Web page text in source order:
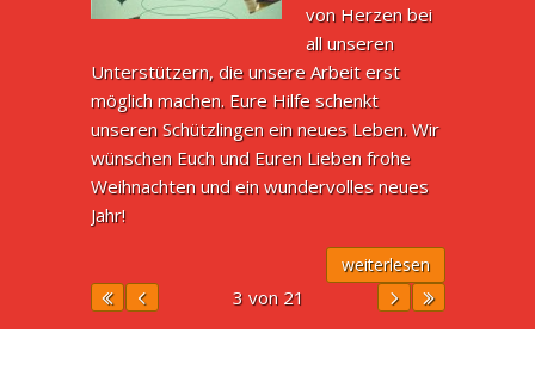
von Herzen bei
all unseren
Unterstützern, die unsere Arbeit erst
möglich machen. Eure Hilfe schenkt
unseren Schützlingen ein neues Leben. Wir
wünschen Euch und Euren Lieben frohe
Weihnachten und ein wundervolles neues
Jahr!
weiterlesen
3 von 21